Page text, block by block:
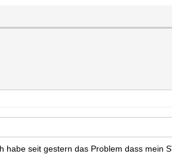
habe seit gestern das Problem dass mein